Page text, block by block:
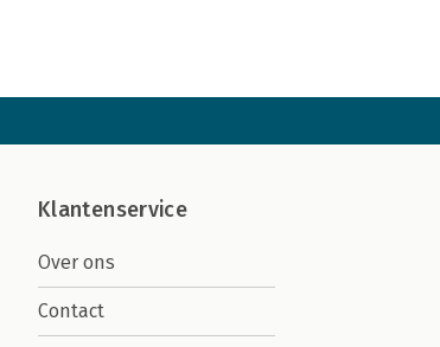
Klantenservice
Over ons
Contact